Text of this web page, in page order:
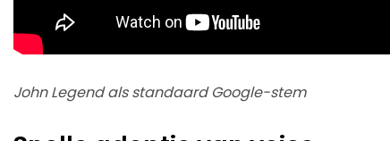
John Legend als standaard Google-stem